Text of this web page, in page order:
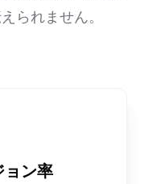
られません。
ョン率